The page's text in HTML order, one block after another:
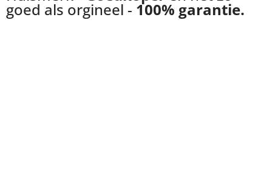
goed als orgineel - 100% garantie.